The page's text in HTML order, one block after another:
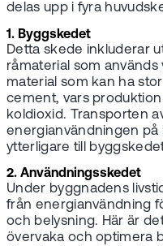
delas upp i fyra
1. Byggskedet
Detta skede inkluderar
råmaterial som
material som kan ha
cement, vars
koldioxid. Transporten
energianvändningen
ytterligare till
2. Användningsskedet
Under byggnadens
från energianvändning
och belysning. Här är
övervaka och optimera